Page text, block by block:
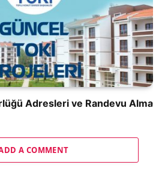
Adresleri ve Randevu Alma
A COMMENT